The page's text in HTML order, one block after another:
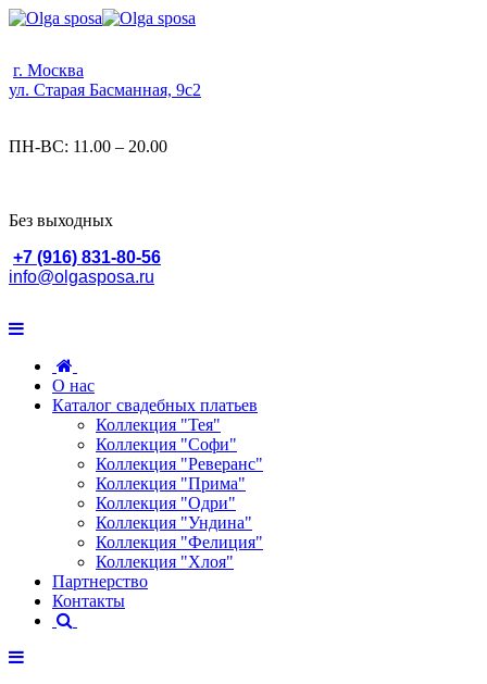
г. Москва
ул. Старая Басманная, 9с2
ПН-ВС: 11.00 – 20.00
Без выходных
+7 (916) 831-80-56
info@olgasposa.ru
О нас
Каталог свадебных платьев
Коллекция "Тея"
Коллекция "Софи"
Коллекция "Реверанс"
Коллекция "Прима"
Коллекция "Одри"
Коллекция "Ундина"
Коллекция "Фелиция"
Коллекция "Хлоя"
Партнерство
Контакты